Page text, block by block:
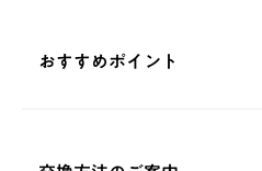
おすすめポイント